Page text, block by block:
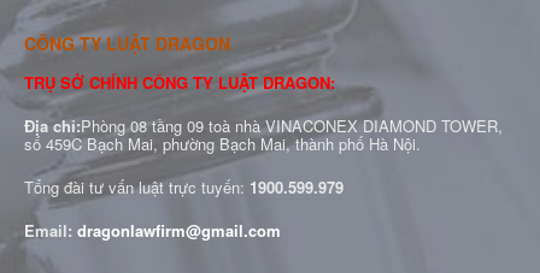
CÔNG TY LUẬT DRAGON
TRỤ SỞ CHÍNH CÔNG TY LUẬT DRAGON:
Địa chỉ:Phòng 08 tầng 09 toà nhà VINACONEX DIAMOND TOWER,
số 459C Bạch Mai, phường Bạch Mai, thành phố Hà Nội.
Tổng đài tư vấn luật trực tuyến: 1900.599.979
Email: dragonlawfirm@gmail.com